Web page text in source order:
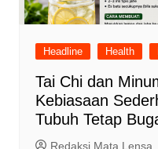
Headline Health
Tai Chi dan
Kebiasaan
Tubuh Tetap
Redaksi Mata Lensa